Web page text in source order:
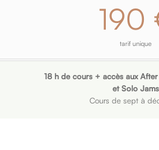
190
tarif unique
18 h de cours + accès aux
et Solo Jams
Cours de sept à